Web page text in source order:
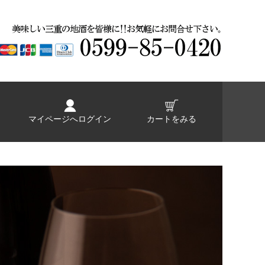
マイページへログイン カートをみる